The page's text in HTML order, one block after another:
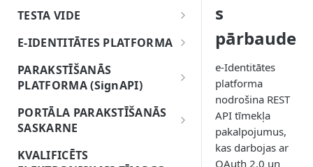
Dokumentu parakstīšanas
lietošanas gadījums
Identitātes pārbaudes un
parakstīšanas lietojuma
gadījums
identitātes pārbaude
sagatavošana
Pārlūkprogrammas
paplašinājuma/spraudņa
lietošanas gadījums
TESTA VIDE
Par testa vidi
Kā izveidot eParaksts mobile
testa lietotāju
E-IDENTITĀTES PLATFORMA
Pirms darba sākšanas
Vadlīnijas elektroniskās
identitātes pārbaudes un
attālinātās parakstīšanas
risinājumu integrācijai
e-Identitātes platformas
PARAKSTĪŠANĀS
PLATFORMA (SignAPI)
Pirms darba sākšanas
Vadlīnijas SignAPI risinājuma
integrācijai
PORTĀLA PARAKSTĪŠANĀS
SASKARNE
PortalSign integrācijas vadlīnijas
KVALIFICĒTS
s
pārbaude
e-Identitātes
platforma
nodrošina REST
API tīmekļa
pakalpojumus,
kas darbojas ar
OAuth 2.0 un